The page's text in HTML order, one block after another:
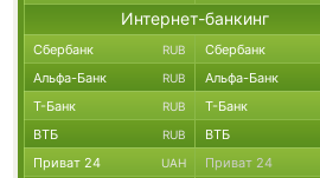
Интернет-банкинг
Сбербанк RUB Сбербанк
Альфа-Банк RUB Альфа-Банк
Т-Банк RUB Т-Банк
ВТБ RUB ВТБ
Приват 24 UAH Приват 24